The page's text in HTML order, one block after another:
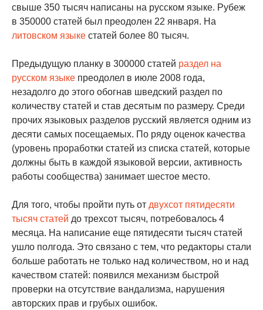
свыше 350 тысяч написаны на русском языке. Рубеж
в 350000 статей был преодолен 22 января. На
литовском языке статей более 80 тысяч.
Предыдущую планку в 300000 статей раздел на
русском языке преодолел в июле 2008 года,
незадолго до этого обогнав шведский раздел по
количеству статей и став десятым по размеру. Среди
прочих языковых разделов русский является одним из
десяти самых посещаемых. По ряду оценок качества
(уровень проработки статей из списка статей, которые
должны быть в каждой языковой версии, активность
работы сообщества) занимает шестое место.
Для того, чтобы пройти путь от двухсот пятидесяти
тысяч статей до трехсот тысяч, потребовалось 4
месяца. На написание еще пятидесяти тысяч статей
ушло полгода. Это связано с тем, что редакторы стали
больше работать не только над количеством, но и над
качеством статей: появился механизм быстрой
проверки на отсутствие вандализма, нарушения
авторских прав и грубых ошибок.